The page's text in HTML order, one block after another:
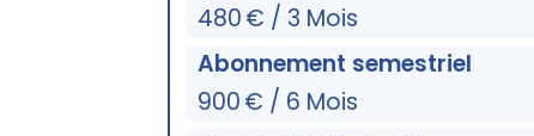
480 € / 3 Mois
Abonnement semestriel
900 € / 6 Mois